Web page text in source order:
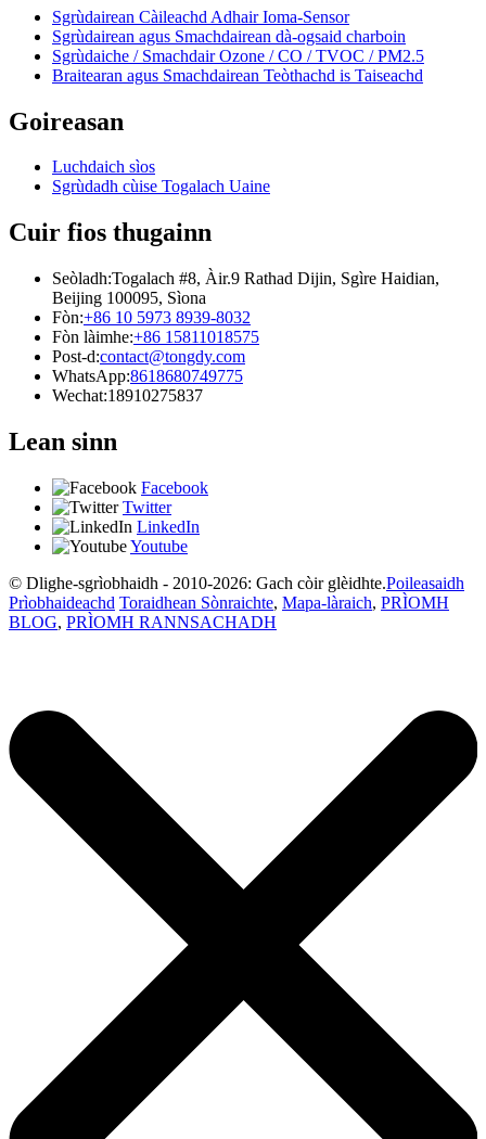
Sgrùdairean Càileachd Adhair Ioma-Sensor
Sgrùdairean agus Smachdairean dà-ogsaid charboin
Sgrùdaiche / Smachdair Ozone / CO / TVOC / PM2.5
Braitearan agus Smachdairean Teòthachd is Taiseachd
Goireasan
Luchdaich sìos
Sgrùdadh cùise Togalach Uaine
Cuir fios thugainn
Seòladh:Togalach #8, Àir.9 Rathad Dijin, Sgìre Haidian,
Beijing 100095, Sìona
Fòn:+86 10 5973 8939-8032
Fòn làimhe:+86 15811018575
Post-d:contact@tongdy.com
WhatsApp:8618680749775
Wechat:18910275837
Lean sinn
Facebook
Twitter
LinkedIn
Youtube
© Dlighe-sgrìobhaidh - 2010-2026: Gach còir glèidhte.Poileasaidh
Prìobhaideachd Toraidhean Sònraichte, Mapa-làraich, PRÌOMH
BLOG, PRÌOMH RANNSACHADH